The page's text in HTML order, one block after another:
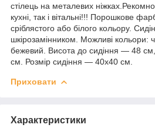
стілець на металевих
кухні, так і вітальні!!! Порошкове
сріблястого або білого кольору.
шкірозамінником. Можливі кольори:
бежевий. Висота до сидіння — 48
см. Розмір сидіння — 40х40 см.
Приховати
Характеристики